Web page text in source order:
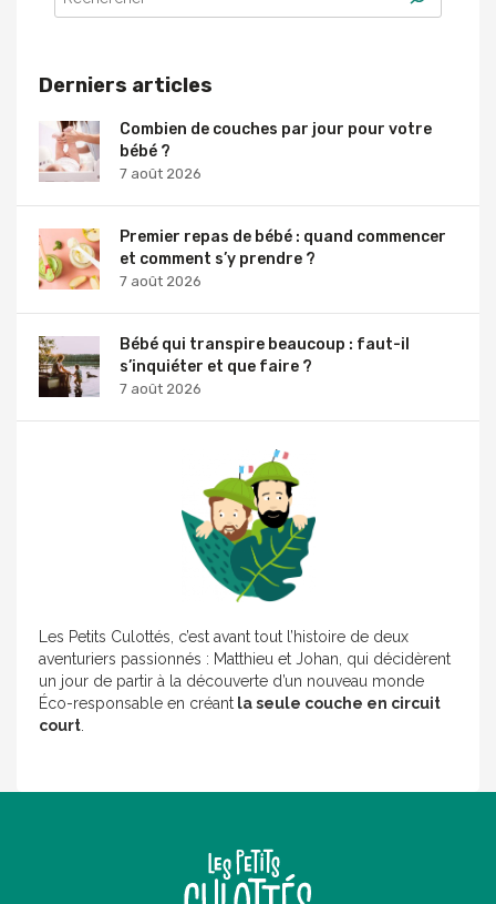
Derniers articles
Combien de couches par jour pour votre
bébé ?
7 août 2026
Premier repas de bébé : quand commencer
et comment s’y prendre ?
7 août 2026
Bébé qui transpire beaucoup : faut-il
s’inquiéter et que faire ?
7 août 2026
Les Petits Culottés, c’est avant tout l’histoire de deux
aventuriers passionnés : Matthieu et Johan, qui décidèrent
un jour de partir à la découverte d’un nouveau monde
Éco-responsable en créant la seule couche en circuit
court